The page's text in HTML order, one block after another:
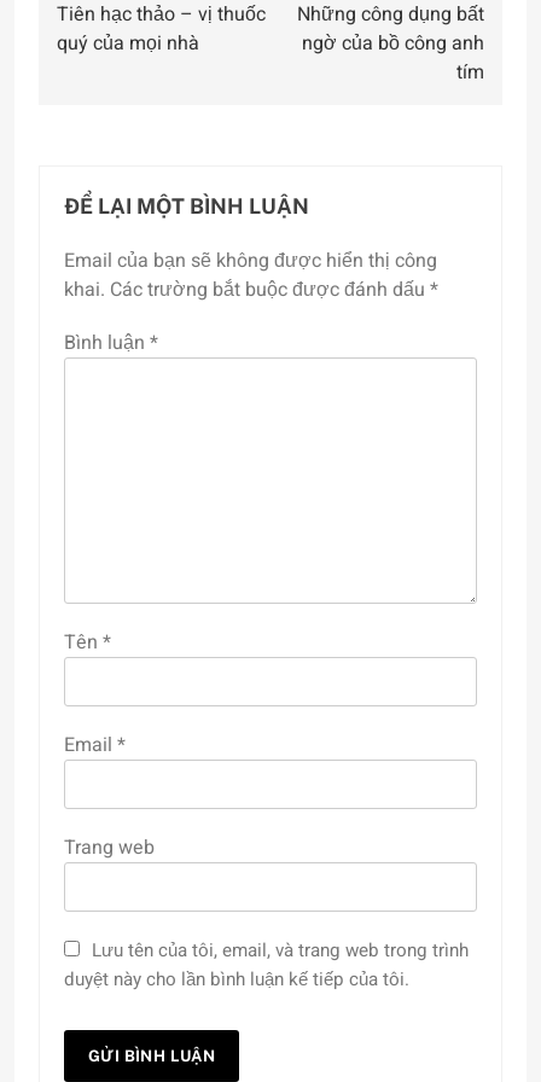
hướng
Tiên hạc thảo – vị thuốc
quý của mọi nhà
Những công dụng bất
ngờ của bồ công anh
tím
ĐỂ LẠI MỘT BÌNH LUẬN
Email của bạn sẽ không được hiển thị công
khai. Các trường bắt buộc được đánh dấu *
Bình luận *
Tên *
Email *
Trang web
Lưu tên của tôi, email, và trang web trong trình
duyệt này cho lần bình luận kế tiếp của tôi.